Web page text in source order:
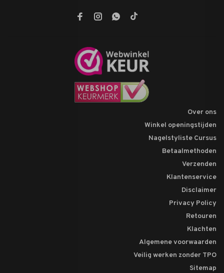
Over ons
Winkel openingstijden
Nagelstyliste Cursus
Betaalmethoden
Verzenden
Klantenservice
Disclaimer
Privacy Policy
Retouren
Klachten
Algemene voorwaarden
Veilig werken zonder TPO
Sitemap